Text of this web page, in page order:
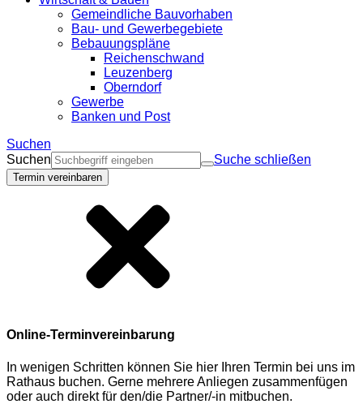
Gemeindliche Bauvorhaben
Bau- und Gewerbegebiete
Bebauungspläne
Reichenschwand
Leuzenberg
Oberndorf
Gewerbe
Banken und Post
Suchen
Suchen
Suche schließen
Termin vereinbaren
Online-Terminvereinbarung
In wenigen Schritten können Sie hier Ihren Termin bei uns im
Rathaus buchen. Gerne mehrere Anliegen zusammenfügen
oder auch direkt für den/die Partner/-in mitbuchen.